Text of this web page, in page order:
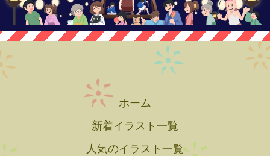
ホーム
新着イラスト一覧
人気のイラスト一覧